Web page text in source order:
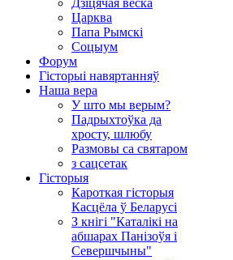
Дзіцячая вёска
Царква
Папа Рымскі
Соцыум
Форум
Гісторыі навяртанняў
Наша вера
У што мы верым?
Падрыхтоўка да
хросту, шлюбу
Размовы са святаром
з сацсетак
Гісторыя
Кароткая гісторыя
Касцёла ў Беларусі
З кнігі "Каталікі на
абшарах Панізоўя і
Севершчыны"